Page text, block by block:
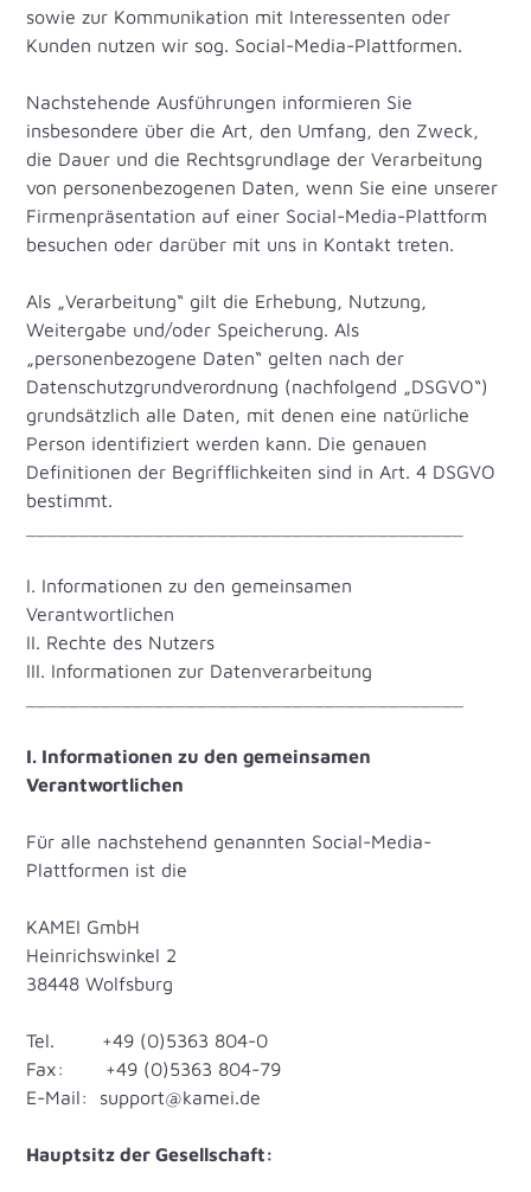
sowie zur Kommunikation mit Interessenten oder
Kunden nutzen wir sog. Social-Media-Plattformen.
Nachstehende Ausführungen informieren Sie
insbesondere über die Art, den Umfang, den Zweck,
die Dauer und die Rechtsgrundlage der Verarbeitung
von personenbezogenen Daten, wenn Sie eine unserer
Firmenpräsentation auf einer Social-Media-Plattform
besuchen oder darüber mit uns in Kontakt treten.
Als „Verarbeitung“ gilt die Erhebung, Nutzung,
Weitergabe und/oder Speicherung. Als
„personenbezogene Daten“ gelten nach der
Datenschutzgrundverordnung (nachfolgend „DSGVO“)
grundsätzlich alle Daten, mit denen eine natürliche
Person identifiziert werden kann. Die genauen
Definitionen der Begrifflichkeiten sind in Art. 4 DSGVO
bestimmt.
I. Informationen zu den gemeinsamen
Verantwortlichen
II. Rechte des Nutzers
III. Informationen zur Datenverarbeitung
I. Informationen zu den gemeinsamen
Verantwortlichen
Für alle nachstehend genannten Social-Media-
Plattformen ist die
KAMEI GmbH
Heinrichswinkel 2
38448 Wolfsburg
Tel. +49 (0)5363 804-0
Fax: +49 (0)5363 804-79
E-Mail: support@kamei.de
Hauptsitz der Gesellschaft: